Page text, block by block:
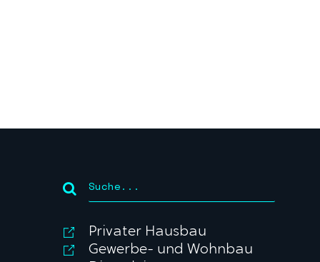
Privater Hausbau
Gewerbe- und Wohnbau